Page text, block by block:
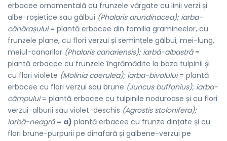
erbacee ornamentală cu frunzele vărgate cu linii verzi și
albe-roșietice sau gălbui (Phalaris arundinacea); iarba-
cănărașului= plantă erbacee din familia gramineelor, cu
frunzele plane, cu flori verzui și semințele gălbui; mei-lung,
meiul-canarilor (Phalaris canariensis); iarbă-albastră=
plantă erbacee cu frunzele îngrămădite la baza tulpinii și
cu flori violete (Molinia coerulea); iarba-bivolului= plantă
erbacee cu flori verzui sau brune (Juncus buffonius); iarba-
câmpului= plantă erbacee cu tulpinile noduroase și cu flori
verzui-alburii sau violet-deschis (Agrostis stolonifera);
iarbă-neagră= a) plantă erbacee cu frunze dințate și cu
flori brune-purpurii pe dinafară și galbene-verzui pe